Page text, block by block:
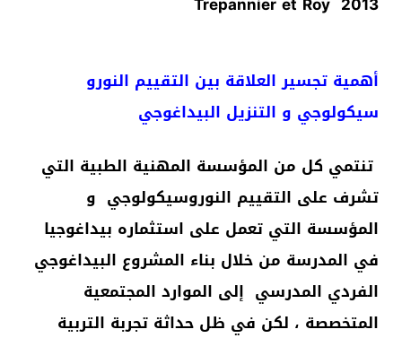
أهمية تجسير العلاقة بين التقييم النورو
سيكولوجي و التنزيل البيداغوجي
تنتمي كل من المؤسسة المهنية الطبية التي
تشرف على التقييم النوروسيكولوجي و
المؤسسة التي تعمل على استثماره بيداغوجيا
في المدرسة من خلال بناء المشروع البيداغوجي
الفردي المدرسي إلى الموارد المجتمعية
المتخصصة ، لكن في ظل حداثة تجربة التربية